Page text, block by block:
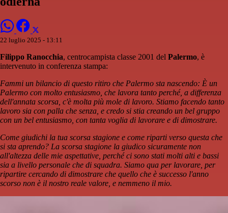
22 luglio 2025 - 13:11
Filippo Ranocchia, centrocampista classe 2001 del Palermo, è
intervenuto in conferenza stampa:
Fammi un bilancio di questo ritiro che Palermo sta nascendo: È un
Palermo con molto entusiasmo, che lavora tanto perché, a differenza
dell'annata scorsa, c'è molta più mole di lavoro. Stiamo facendo tanto
lavoro sia con palla che senza, e credo si stia creando un bel gruppo
con un bel entusiasmo, con tanta voglia di lavorare e di dimostrare.
Come giudichi la tua scorsa stagione e come riparti verso questa che
si sta aprendo? La scorsa stagione la giudico sicuramente non
all'altezza delle mie aspettative, perché ci sono stati molti alti e bassi
sia a livello personale che di squadra. Siamo qua per lavorare, per
ripartire cercando di dimostrare che quello che è successo l'anno
scorso non è il nostro reale valore, e nemmeno il mio.